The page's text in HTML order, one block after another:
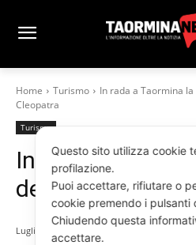
Home Turismo
In rada a Taormina
Cleopatra
Turismo
In rada a
del mare: ecco
Luglio 9, 2025
Questo sito utilizza cookie
profilazione.
Puoi accettare, rifiutare o
cookie premendo i pulsanti
Chiudendo questa
accettare.